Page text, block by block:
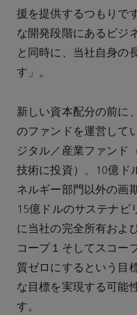
援を提供するつもりで
な開発段階にあるビジ
と同時に、当社自身の
す」。
新しい資本配分の前に
のファンドを運営して
ジタル／産業ファンド
技術に投資）、10億ド
ネルギー部門以外の画
15億ドルのサステナビ
に当社の完全所有およ
コープ１そしてスコー
質ゼロにするという目
な目標を実現する可能
す。